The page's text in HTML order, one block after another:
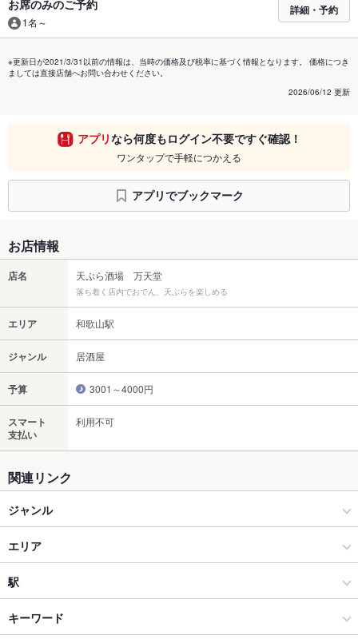
お席のみのご予約
1名～
詳細・予約
※更新日が2021/3/31以前の情報は、当時の価格及び税率に基づく情報となります。 価格につき
ましては直接店舗へお問い合わせください。
2026/06/12 更新
アプリなら何度もログイン不要ですぐ確認！
ワンタップで手軽につかえる
アプリでブックマーク
お店情報
店名 天ぷら酒場 万天堂
落ち着く店内でおでん、天ぷらを楽しめる
エリア 和歌山駅
ジャンル 居酒屋
予算 3001～4000円
スマート
支払い
利用不可
関連リンク
ジャンル
居酒屋
和風
和歌山市 × 居酒屋
エリア
和歌山駅
和歌山駅 × 居酒屋
駅
和歌山駅
キーワード